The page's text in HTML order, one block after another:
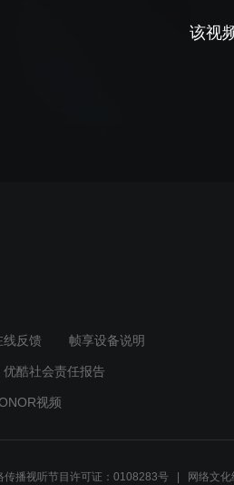
该视
线反馈 帧享设备说明
优酷社会责任报告
视频
传播视听节目许可证：0108283号 网络文